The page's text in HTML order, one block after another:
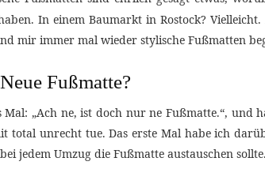
In einem Baumarkt in Rostock?
mir immer mal wieder stylische Fußmatten
Fußmatte?
Mal: „Ach ne, ist doch nur ne Fußmatte.“,
total unrecht tue. Das erste Mal habe ich
jedem Umzug die Fußmatte austauschen sollte.